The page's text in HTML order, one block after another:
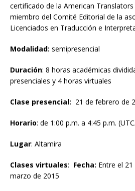
certificado de la American
miembro del Comité Editorial de la
Licenciados en Traducción e
Modalidad: semipresencial
Duración: 8 horas académicas
presenciales y 4 horas virtuales
Clase presencial: 21 de febrero de
Horario: de 1:00 p.m. a 4:45 p.m.
Lugar: Altamira
Clases virtuales: Fecha: Entre el
marzo de 2015